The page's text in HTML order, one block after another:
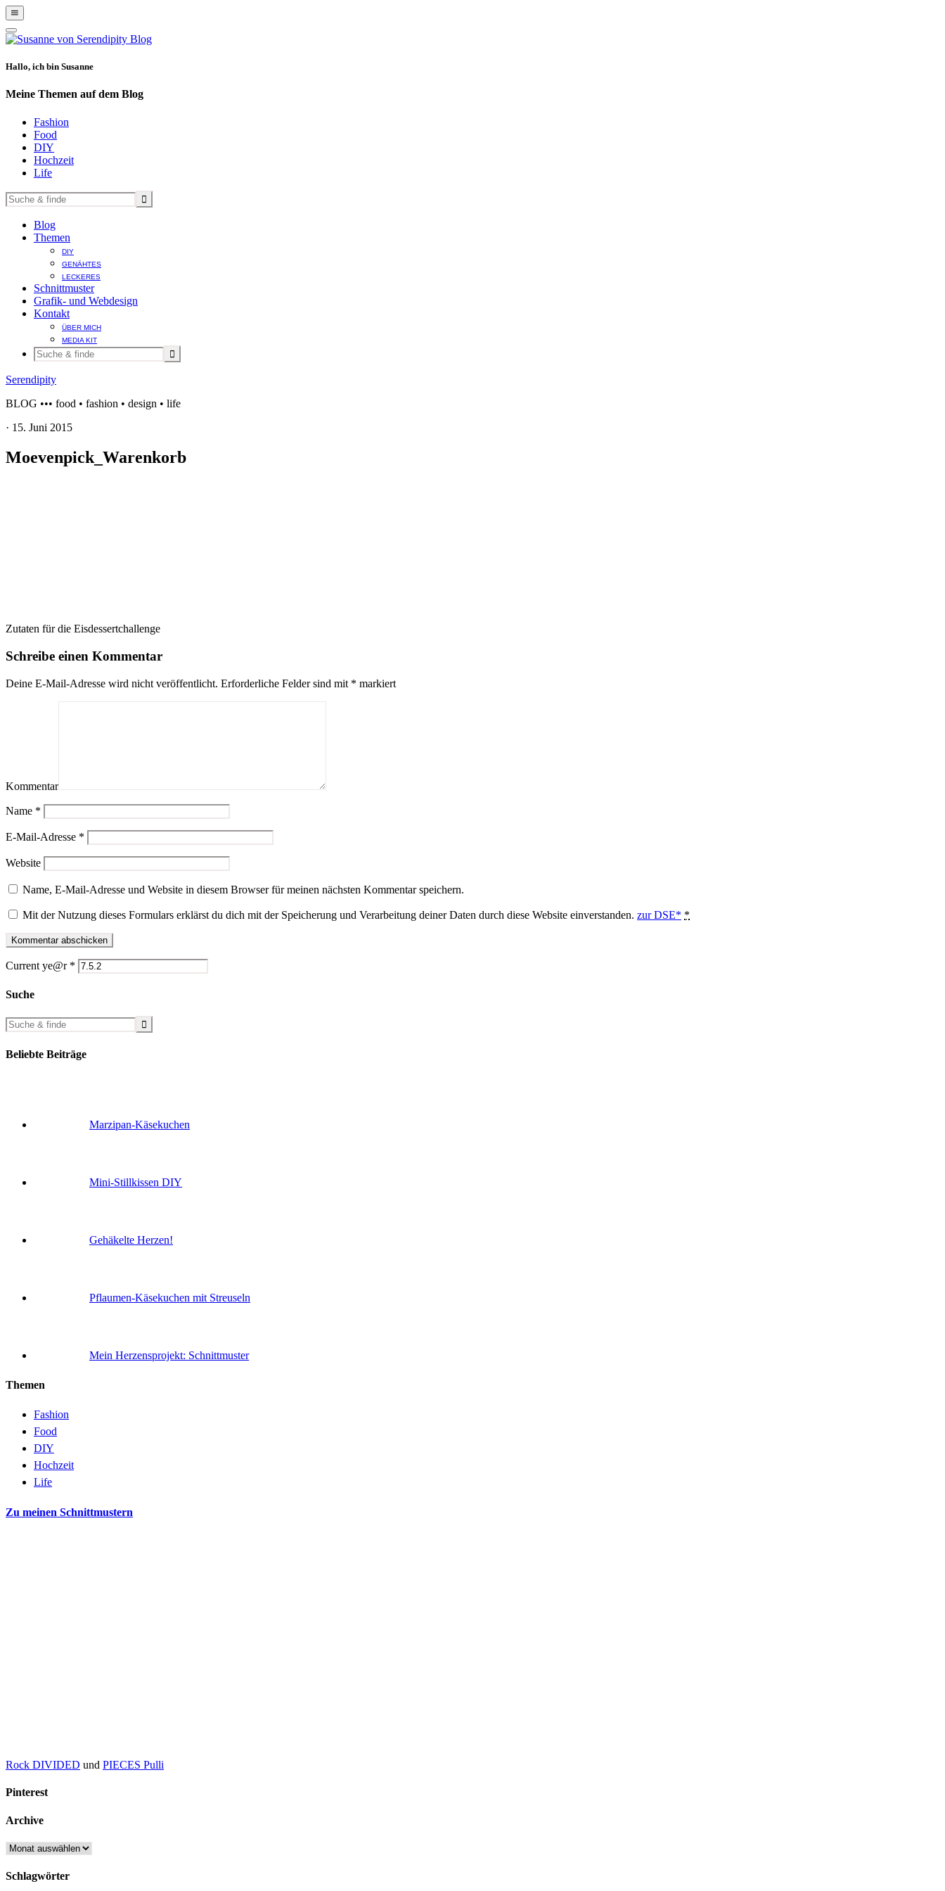
Show
Offscreen
Content
Hide
Offscreen
Hallo, ich bin Susanne
Meine Themen auf dem Blog
Fashion
Food
DIY
Hochzeit
Life
Blog
Themen
DIY
GENÄHTES
LECKERES
Schnittmuster
Grafik- und Webdesign
Kontakt
ÜBER MICH
MEDIA KIT
Serendipity
BLOG ••• food • fashion • design • life
· 15. Juni 2015
Moevenpick_Warenkorb
Zutaten für die Eisdessertchallenge
Schreibe einen Kommentar
Deine E-Mail-Adresse wird nicht veröffentlicht. Erforderliche Felder sind mit * markiert
Kommentar
Name *
E-Mail-Adresse *
Website
Name, E-Mail-Adresse und Website in diesem Browser für meinen nächsten Kommentar speichern.
Mit der Nutzung dieses Formulars erklärst du dich mit der Speicherung und Verarbeitung deiner Daten durch diese Website einverstanden. zur DSE* *
Current ye@r *
Suche
Beliebte Beiträge
Marzipan-Käsekuchen
Mini-Stillkissen DIY
Gehäkelte Herzen!
Pflaumen-Käsekuchen mit Streuseln
Mein Herzensprojekt: Schnittmuster
Themen
Fashion
Food
DIY
Hochzeit
Life
Zu meinen Schnittmustern
Rock DIVIDED und PIECES Pulli
Pinterest
Archive
Archive
Schlagwörter